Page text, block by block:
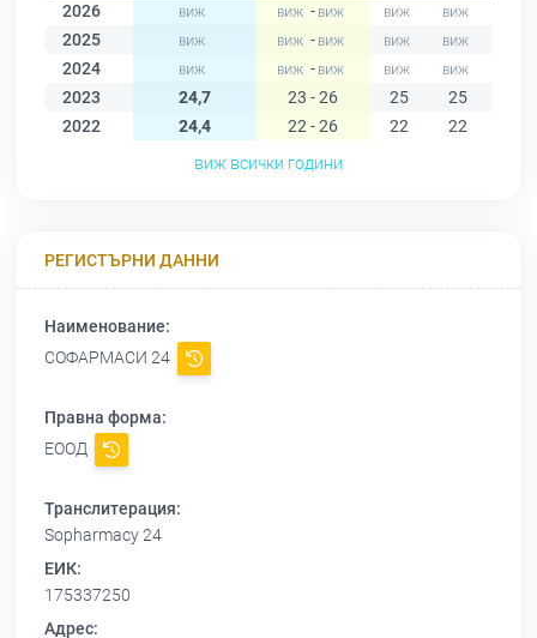
2026
-
2025
-
2024
-
2023
24,7 23 - 26 25 25
2022
24,4 22 - 26 22 22
виж всички години
РЕГИСТЪРНИ ДАННИ
Наименование:
СОФАРМАСИ 24
Правна форма:
ЕООД
Транслитерация:
Sopharmacy 24
ЕИК:
175337250
Адрес: